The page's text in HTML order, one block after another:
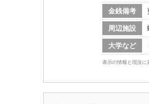
金銭備考
周辺施設
大学など
表示の情報と現況に